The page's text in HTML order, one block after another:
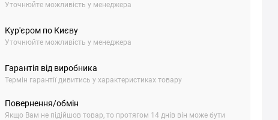
Уточнюйте можливість у менеджера
Кур'єром по Києву
Уточнюйте можливість у менеджера
Гарантія від виробника
Термін гарантії дивитись у характеристиках товару
Повернення/обмін
Якщо Вам не підійшов товар, то протягом 14 днів він може бути